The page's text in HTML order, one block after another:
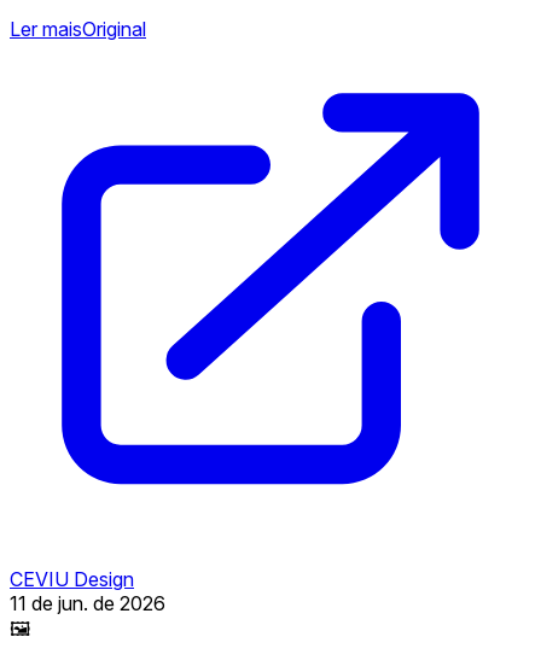
Ler maisOriginal
CEVIU Design
11 de jun. de 2026
🖼